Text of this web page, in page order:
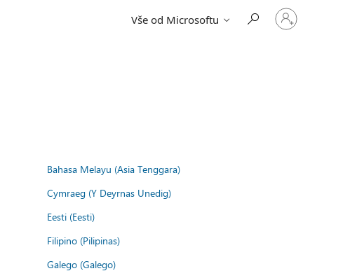
Vše od Microsoftu
Přihlaste
se
Bahasa Melayu (Asia Tenggara)
Cymraeg (Y Deyrnas Unedig)
Eesti (Eesti)
Filipino (Pilipinas)
Galego (Galego)